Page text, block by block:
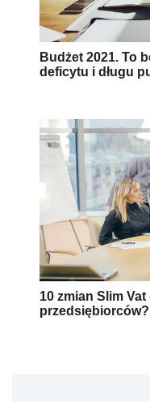
Budżet 2021. To
deficytu i długu
10 zmian Slim
przedsiębiorców?